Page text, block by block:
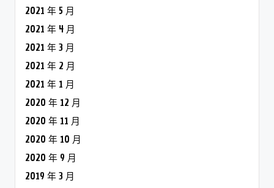
2021 年 5 月
2021 年 4 月
2021 年 3 月
2021 年 2 月
2021 年 1 月
2020 年 12 月
2020 年 11 月
2020 年 10 月
2020 年 9 月
2019 年 3 月